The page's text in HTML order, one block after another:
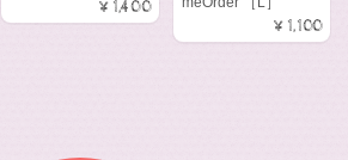
¥1,400
¥1,100